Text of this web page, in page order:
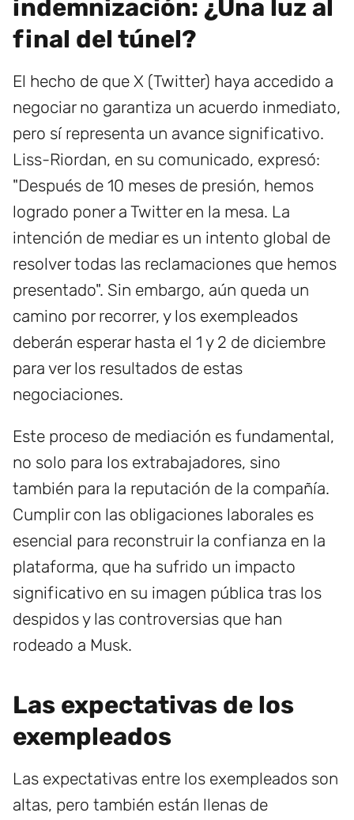
indemnización: ¿Una luz al
final del túnel?
El hecho de que X (Twitter) haya accedido a
negociar no garantiza un acuerdo inmediato,
pero sí representa un avance significativo.
Liss-Riordan, en su comunicado, expresó:
"Después de 10 meses de presión, hemos
logrado poner a Twitter en la mesa. La
intención de mediar es un intento global de
resolver todas las reclamaciones que hemos
presentado". Sin embargo, aún queda un
camino por recorrer, y los exempleados
deberán esperar hasta el 1 y 2 de diciembre
para ver los resultados de estas
negociaciones.
Este proceso de mediación es fundamental,
no solo para los extrabajadores, sino
también para la reputación de la compañía.
Cumplir con las obligaciones laborales es
esencial para reconstruir la confianza en la
plataforma, que ha sufrido un impacto
significativo en su imagen pública tras los
despidos y las controversias que han
rodeado a Musk.
Las expectativas de los
exempleados
Las expectativas entre los exempleados son
altas, pero también están llenas de